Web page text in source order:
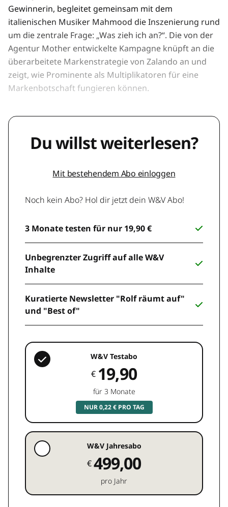
Gewinnerin, begleitet gemeinsam mit dem
italienischen Musiker Mahmood die Inszenierung rund
um die zentrale Frage: „Was zieh ich an?“. Die von der
Agentur Mother entwickelte Kampagne knüpft an die
überarbeitete Markenstrategie von Zalando an und
zeigt, wie Prominente als Multiplikatoren für eine
Markenbotschaft fungieren können.
Du willst weiterlesen?
Mit bestehendem Abo einloggen
Noch kein Abo? Hol dir jetzt dein W&V Abo!
3 Monate testen für nur 19,90 €
Unbegrenzter Zugriff auf alle W&V
Inhalte
Kuratierte Newsletter "Rolf räumt auf"
und "Best of"
W&V Testabo
€ 19,90
für 3 Monate
NUR 0,22 € PRO TAG
W&V Jahresabo
€499,00
pro Jahr